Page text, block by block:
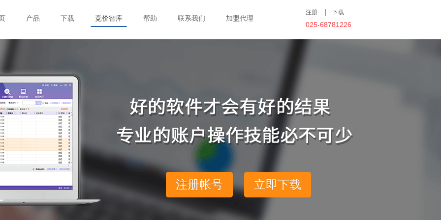
产品 下载 竞价智库 帮助 联系我们 加盟代理
注册 下载
025-68781226
注册帐号 立即下载